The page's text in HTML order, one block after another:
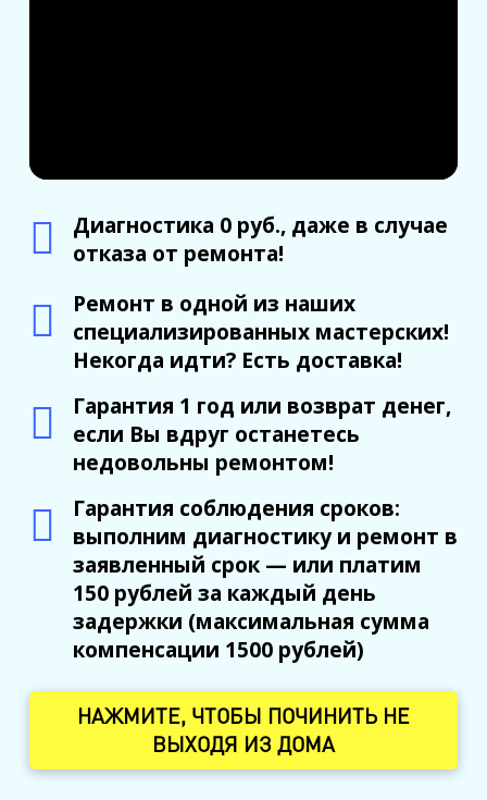
Диагностика 0 руб., даже в случае
отказа от ремонта!
Ремонт в одной из наших
специализированных мастерских!
Некогда идти? Есть доставка!
Гарантия 1 год или возврат денег,
если Вы вдруг останетесь
недовольны ремонтом!
Гарантия соблюдения сроков:
выполним диагностику и ремонт в
заявленный срок — или платим
150 рублей за каждый день
задержки (максимальная сумма
компенсации 1500 рублей)
НАЖМИТЕ, ЧТОБЫ ПОЧИНИТЬ НЕ
ВЫХОДЯ ИЗ ДОМА